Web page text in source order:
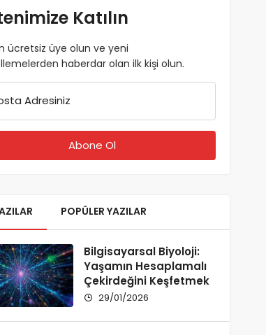
Katılın
ücretsiz üye olun ve yeni
haberdar olan ilk kişi olun.
Adresiniz
POPÜLER YAZILAR
Bilgisayarsal Biyoloji:
Yaşamın Hesaplamalı
Çekirdeğini Keşfetmek
29/01/2026